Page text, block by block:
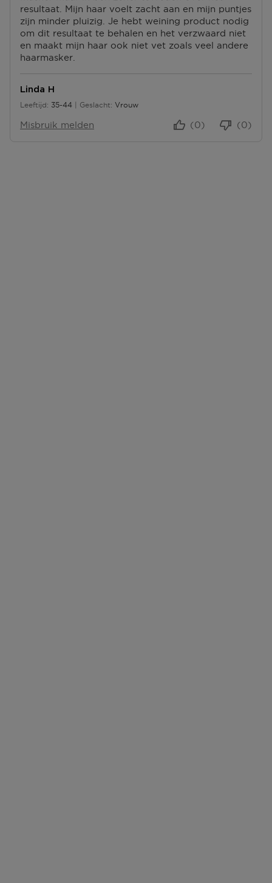
resultaat. Mijn haar voelt zacht aan en mijn puntjes
zijn minder pluizig. Je hebt weining product nodig
om dit resultaat te behalen en het verzwaard niet
en maakt mijn haar ook niet vet zoals veel andere
haarmasker.
T
E
N
N
P
U
N
T
E
P
U
N
T
E
Linda H
Leeftijd
35 tot 4435-44 Geslacht Vrouw
Misbruik melden (0)
(0)